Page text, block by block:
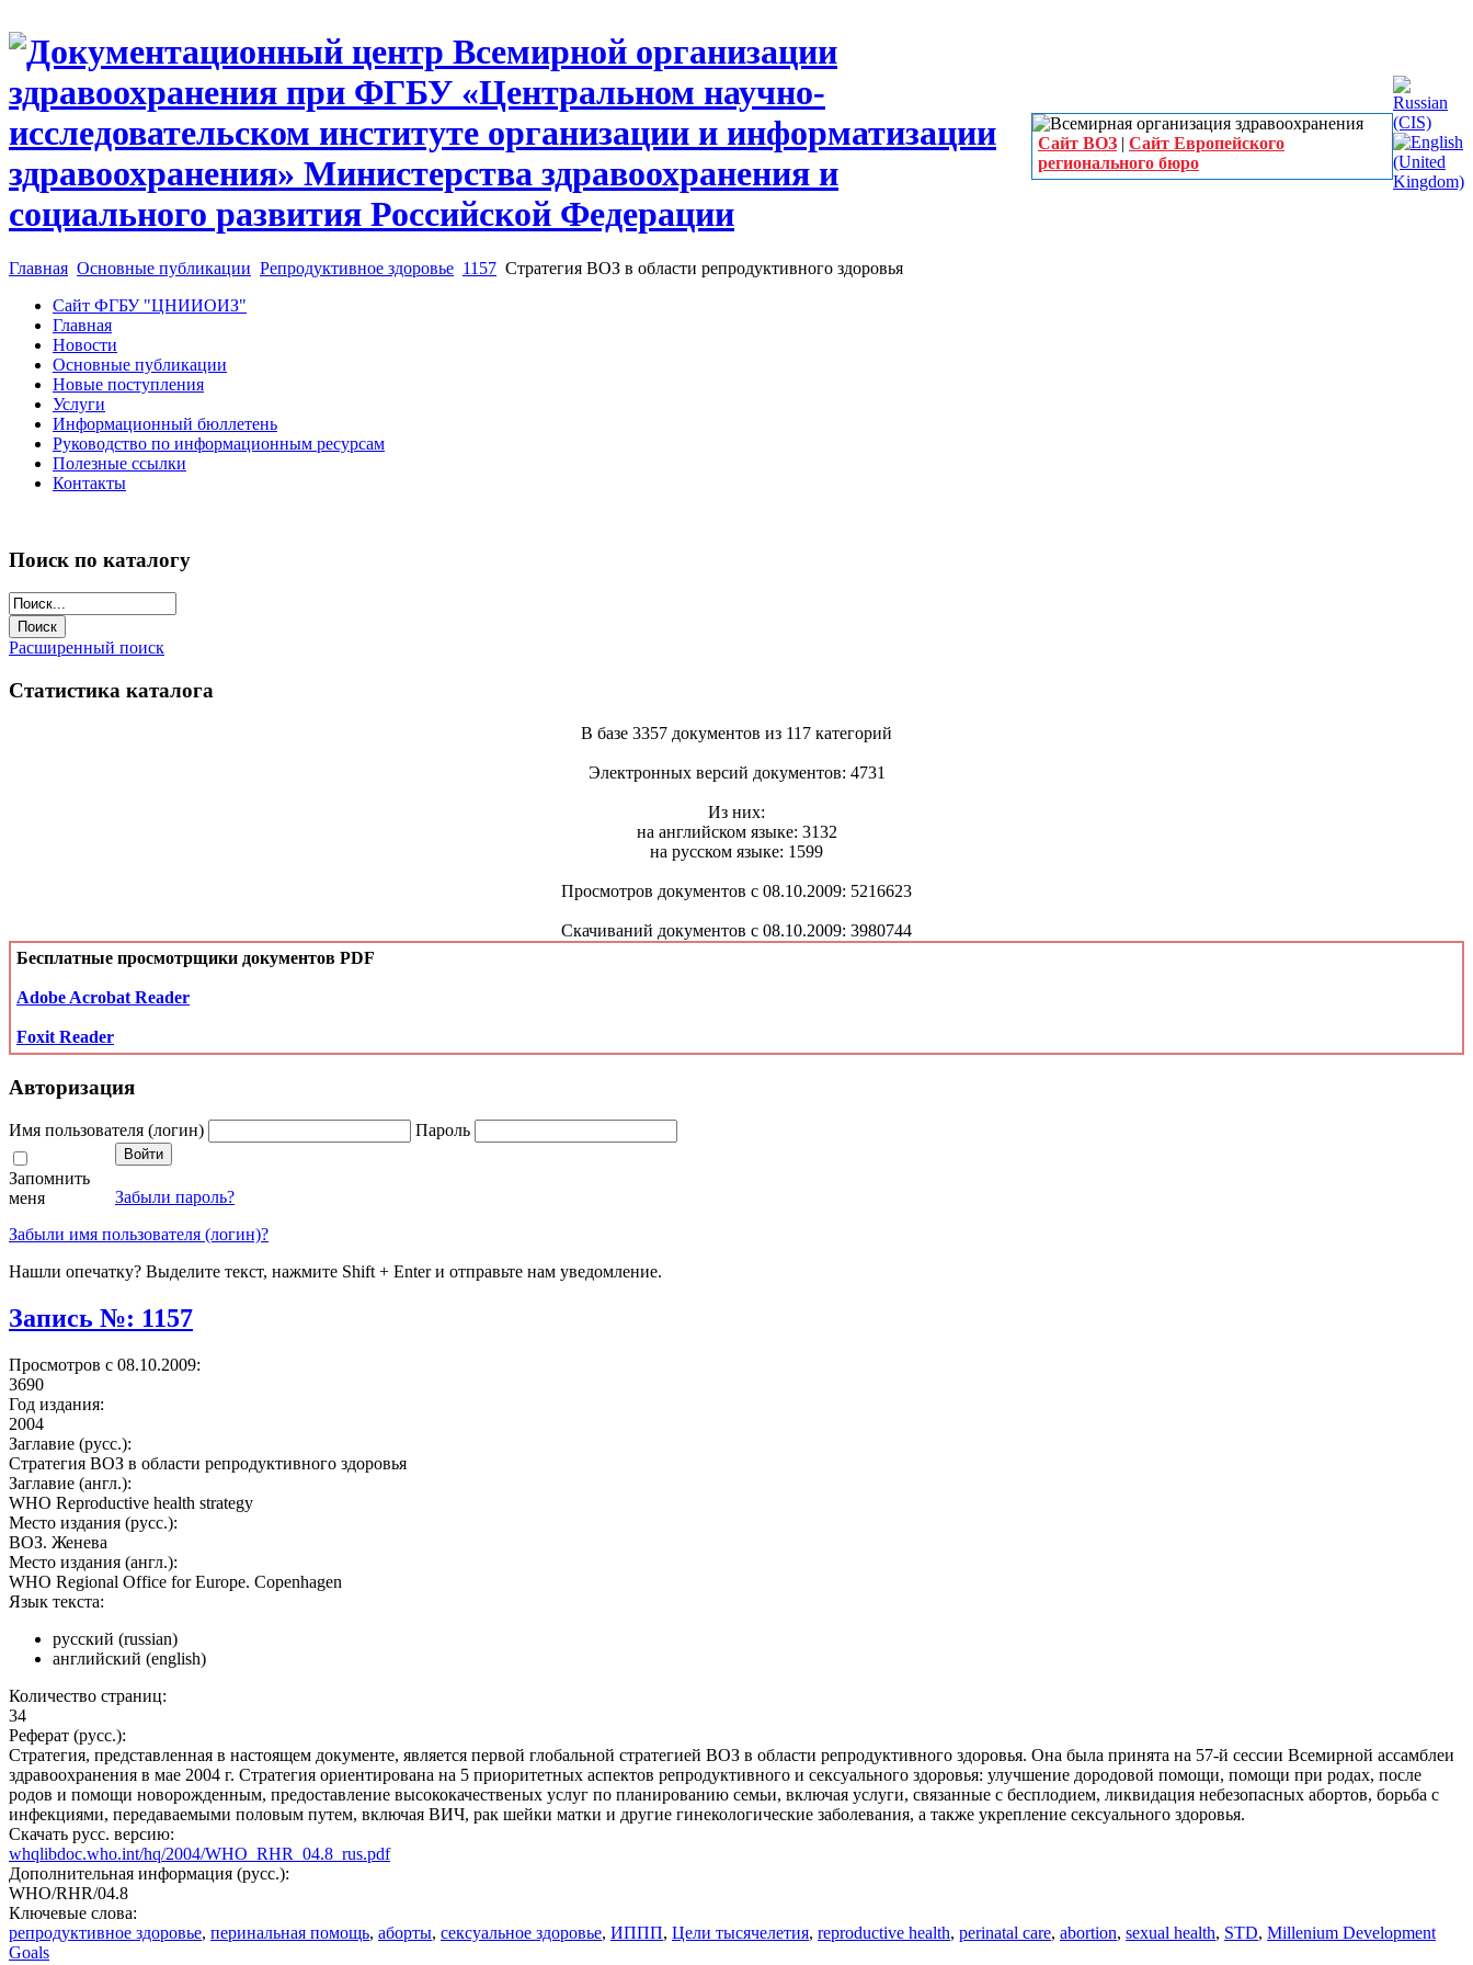
Сайт ВОЗ | Сайт Европейского
регионального бюро
Главная Основные публикации Репродуктивное здоровье 1157 Стратегия ВОЗ в области репродуктивного здоровья
Сайт ФГБУ "ЦНИИОИЗ"
Главная
Новости
Основные публикации
Новые поступления
Услуги
Информационный бюллетень
Руководство по информационным ресурсам
Полезные ссылки
Контакты
Поиск по каталогу
Расширенный поиск
Статистика каталога
В базе 3357 документов из 117 категорий
Электронных версий документов: 4731
Из них:
на английском языке: 3132
на русском языке: 1599
Просмотров документов с 08.10.2009: 5216623
Скачиваний документов с 08.10.2009: 3980744
Бесплатные просмотрщики документов PDF
Adobe Acrobat Reader
Foxit Reader
Авторизация
Имя пользователя (логин) Пароль
Запомнить
меня
Забыли пароль?
Забыли имя пользователя (логин)?
Нашли опечатку? Выделите текст, нажмите Shift + Enter и отправьте нам уведомление.
Запись №: 1157
Просмотров с 08.10.2009:
3690
Год издания:
2004
Заглавие (русс.):
Стратегия ВОЗ в области репродуктивного здоровья
Заглавие (англ.):
WHO Reproductive health strategy
Место издания (русс.):
ВОЗ. Женева
Место издания (англ.):
WHO Regional Office for Europe. Copenhagen
Язык текста:
русский (russian)
английский (english)
Количество страниц:
34
Реферат (русс.):
Стратегия, представленная в настоящем документе, является первой глобальной стратегией ВОЗ в области репродуктивного здоровья. Она была принята на 57-й сессии Всемирной ассамблеи
здравоохранения в мае 2004 г. Стратегия ориентирована на 5 приоритетных аспектов репродуктивного и сексуального здоровья: улучшение дородовой помощи, помощи при родах, после
родов и помощи новорожденным, предоставление высококачественых услуг по планированию семьи, включая услуги, связанные с бесплодием, ликвидация небезопасных абортов, борьба с
инфекциями, передаваемыми половым путем, включая ВИЧ, рак шейки матки и другие гинекологические заболевания, а также укрепление сексуального здоровья.
Скачать русс. версию:
whqlibdoc.who.int/hq/2004/WHO_RHR_04.8_rus.pdf
Дополнительная информация (русс.):
WHO/RHR/04.8
Ключевые слова:
репродуктивное здоровье, перинальная помощь, аборты, сексуальное здоровье, ИППП, Цели тысячелетия, reproductive health, perinatal care, abortion, sexual health, STD, Millenium Development
Goals